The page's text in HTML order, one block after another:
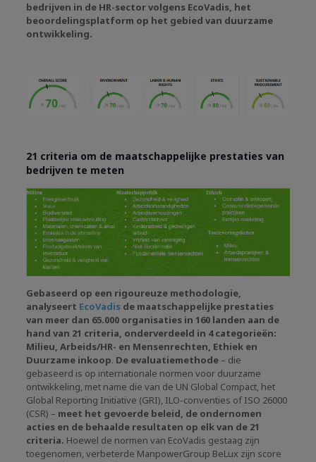
bedrijven in de HR-sector volgens EcoVadis, het
beoordelingsplatform op het gebied van duurzame
ontwikkeling.
21 criteria om de maatschappelijke prestaties van
bedrijven te meten
Gebaseerd op een rigoureuze methodologie,
analyseert EcoVadis de maatschappelijke prestaties
van meer dan 65.000 organisaties in 160 landen aan de
hand van 21 criteria, onderverdeeld in 4 categorieën:
Milieu, Arbeids/HR- en Mensenrechten, Ethiek en
Duurzame inkoop. De evaluatiemethode – die
gebaseerd is op internationale normen voor duurzame
ontwikkeling, met name die van de UN Global Compact, het
Global Reporting Initiative (GRI), ILO-conventies of ISO 26000
(CSR) – meet het gevoerde beleid, de ondernomen
acties en de behaalde resultaten op elk van de 21
criteria. Hoewel de normen van EcoVadis gestaag zijn
toegenomen, verbeterde ManpowerGroup BeLux zijn score